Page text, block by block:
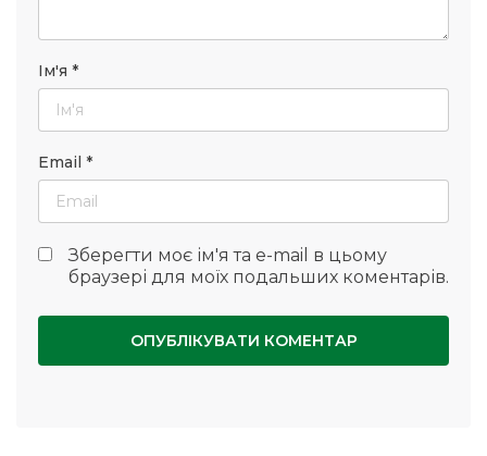
Ім'я *
Email *
Зберегти моє ім'я та e-mail в цьому
браузері для моїх подальших коментарів.